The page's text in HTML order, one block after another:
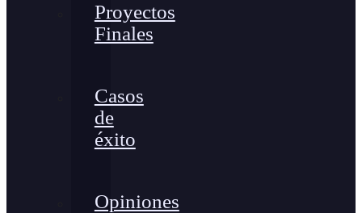
Proyectos
Finales
Casos
de
éxito
Opiniones